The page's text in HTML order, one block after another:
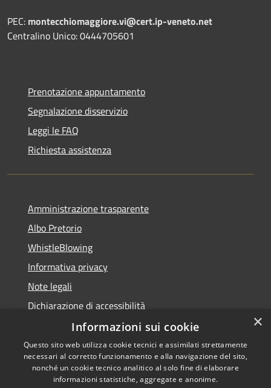
PEC: montecchiomaggiore.vi@cert.ip-veneto.net
Centralino Unico: 0444705601
Prenotazione appuntamento
Segnalazione disservizio
Leggi le FAQ
Richiesta assistenza
Amministrazione trasparente
Albo Pretorio
WhistleBlowing
Informativa privacy
Note legali
Dichiarazione di accessibilità
Accessibilità
Copyright © 2026 • Città di
Montecchio Maggiore •
×
Informazioni sui cookie
Questo sito web utilizza cookie tecnici e assimilati strettamente
necessari al corretto funzionamento e alla navigazione del sito,
nonché un cookie tecnico analitico al solo fine di elaborare
informazioni statistiche, aggregate e anonime.